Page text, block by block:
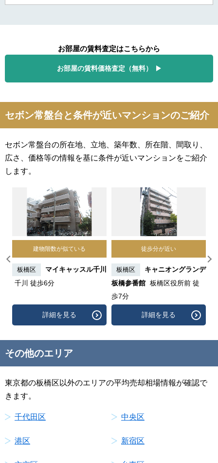
お部屋の賃料査定はこちらから
お部屋の賃料価格査定（無料）
セボン常盤台と条件が近いマンションのご紹介
セボン常盤台の所在地、立地、築年数、所在階、間取り、
広さ、価格等の情報を基に条件が近いマンションをご紹介
します。
建物階数が似ている
板橋区
マイキャッスル千川
千川 徒歩6分
詳細を見る
徒歩分が近い
板橋区
キャニオングランデ
板橋参番館 板橋区役所前 徒
歩7分
詳細を見る
その他のエリア
東京都の板橋区以外のエリアの平均売却相場情報が確認で
きます。
千代田区 中央区
港区 新宿区